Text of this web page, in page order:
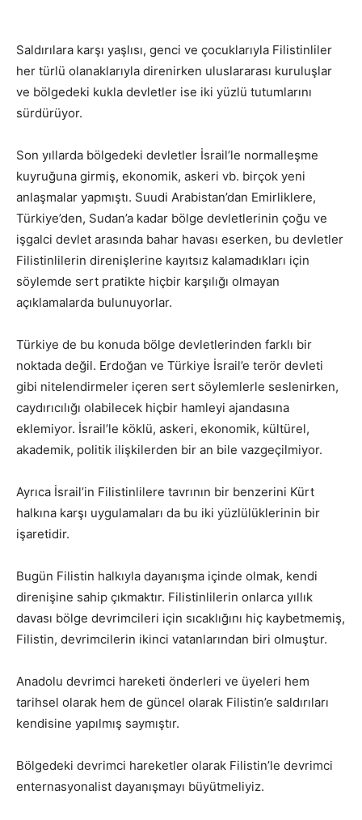
Saldırılara karşı yaşlısı, genci ve çocuklarıyla Filistinliler
her türlü olanaklarıyla direnirken uluslararası kuruluşlar
ve bölgedeki kukla devletler ise iki yüzlü tutumlarını
sürdürüyor.
Son yıllarda bölgedeki devletler İsrail’le normalleşme
kuyruğuna girmiş, ekonomik, askeri vb. birçok yeni
anlaşmalar yapmıştı. Suudi Arabistan’dan Emirliklere,
Türkiye’den, Sudan’a kadar bölge devletlerinin çoğu ve
işgalci devlet arasında bahar havası eserken, bu devletler
Filistinlilerin direnişlerine kayıtsız kalamadıkları için
söylemde sert pratikte hiçbir karşılığı olmayan
açıklamalarda bulunuyorlar.
Türkiye de bu konuda bölge devletlerinden farklı bir
noktada değil. Erdoğan ve Türkiye İsrail’e terör devleti
gibi nitelendirmeler içeren sert söylemlerle seslenirken,
caydırıcılığı olabilecek hiçbir hamleyi ajandasına
eklemiyor. İsrail’le köklü, askeri, ekonomik, kültürel,
akademik, politik ilişkilerden bir an bile vazgeçilmiyor.
Ayrıca İsrail’in Filistinlilere tavrının bir benzerini Kürt
halkına karşı uygulamaları da bu iki yüzlülüklerinin bir
işaretidir.
Bugün Filistin halkıyla dayanışma içinde olmak, kendi
direnişine sahip çıkmaktır. Filistinlilerin onlarca yıllık
davası bölge devrimcileri için sıcaklığını hiç kaybetmemiş,
Filistin, devrimcilerin ikinci vatanlarından biri olmuştur.
Anadolu devrimci hareketi önderleri ve üyeleri hem
tarihsel olarak hem de güncel olarak Filistin’e saldırıları
kendisine yapılmış saymıştır.
Bölgedeki devrimci hareketler olarak Filistin’le devrimci
enternasyonalist dayanışmayı büyütmeliyiz.